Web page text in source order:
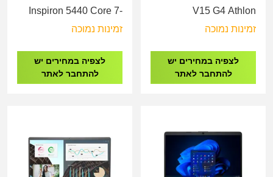
V15 G4 Athlon
7120/8G/256GB/15.6"
זמינות נמוכה
לצפיה במחירים יש
להתחבר לאתר
Inspiron 5440 Core 7-
150U/16GB/1TB
HOME/3YOS
זמינות נמוכה
לצפיה במחירים יש
להתחבר לאתר